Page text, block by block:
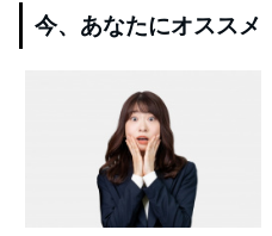
今、あなたにオススメ